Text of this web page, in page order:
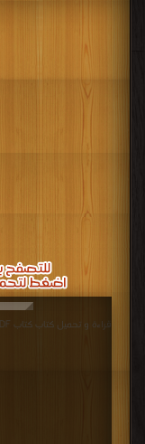
قراءة و تحميل كتاب كتاب La rentrée PDF مجانا | مكتبة >